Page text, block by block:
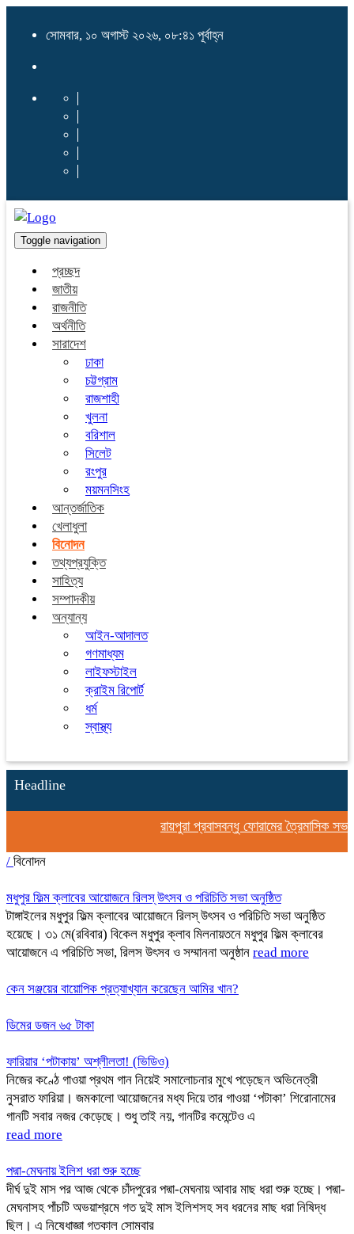
সোমবার, ১০ অগাস্ট ২০২৬, ০৮:৪১ পূর্বাহ্ন
Toggle navigation
প্রচ্ছদ
জাতীয়
রাজনীতি
অর্থনীতি
সারাদেশ
ঢাকা
চট্টগ্রাম
রাজশাহী
খুলনা
বরিশাল
সিলেট
রংপুর
ময়মনসিংহ
আন্তর্জাতিক
খেলাধুলা
বিনোদন
তথ্যপ্রযুক্তি
সাহিত্য
সম্পাদকীয়
অন্যান্য
আইন-আদালত
গণমাধ্যম
লাইফস্টাইল
ক্রাইম রিপোর্ট
ধর্ম
স্বাস্থ্য
Headline
রায়পুরা প্রবাসবন্ধু ফোরামের ত্রৈমাসিক সভা
/ বিনোদন
মধুপুর ফিল্ম ক্লাবের আয়োজনে রিলস্ উৎসব ও পরিচিতি সভা অনুষ্ঠিত
টাঙ্গাইলের মধুপুর ফিল্ম ক্লাবের আয়োজনে রিলস্ উৎসব ও পরিচিতি সভা অনুষ্ঠিত
হয়েছে। ৩১ মে(রবিবার) বিকেল মধুপুর ক্লাব মিলনায়তনে মধুপুর ফিল্ম ক্লাবের
আয়োজনে এ পরিচিতি সভা, রিলস উৎসব ও সম্মাননা অনুষ্ঠান read more
কেন সঞ্জয়ের বায়োপিক প্রত্যাখ্যান করেছেন আমির খান?
ডিমের ডজন ৬৫ টাকা
ফারিয়ার ‘পটাকায়’ অশ্লীলতা! (ভিডিও)
নিজের কণ্ঠে গাওয়া প্রথম গান নিয়েই সমালোচনার মুখে পড়েছেন অভিনেত্রী
নুসরাত ফারিয়া। জমকালো আয়োজনের মধ্য দিয়ে তার গাওয়া ‘পটাকা’ শিরোনামের
গানটি সবার নজর কেড়েছে। শুধু তাই নয়, গানটির কমেন্টেও এ
read more
পদ্মা-মেঘনায় ইলিশ ধরা শুরু হচ্ছে
দীর্ঘ দুই মাস পর আজ থেকে চাঁদপুরের পদ্মা-মেঘনায় আবার মাছ ধরা শুরু হচ্ছে। পদ্মা-
মেঘনাসহ পাঁচটি অভয়াশ্রমে গত দুই মাস ইলিশসহ সব ধরনের মাছ ধরা নিষিদ্ধ
ছিল। এ নিষেধাজ্ঞা গতকাল সোমবার